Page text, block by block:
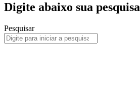
Digite abaixo sua pesquisa
Pesquisar